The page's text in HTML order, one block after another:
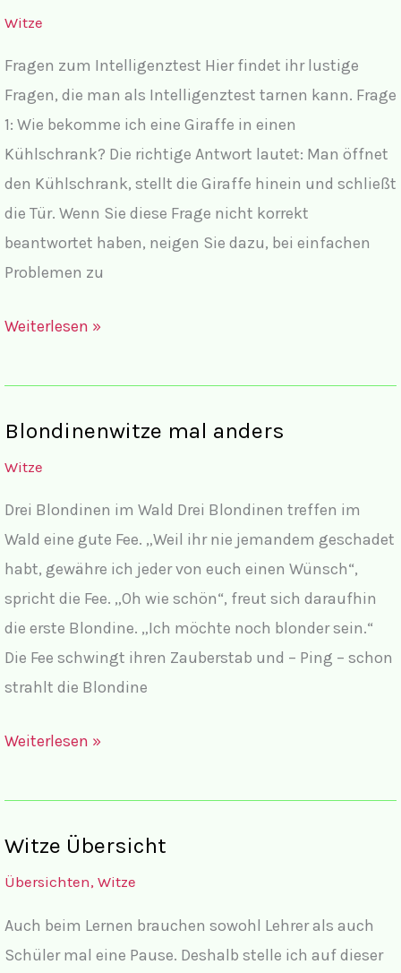
Witze
Fragen zum Intelligenztest Hier findet ihr lustige
Fragen, die man als Intelligenztest tarnen kann. Frage
1: Wie bekomme ich eine Giraffe in einen
Kühlschrank? Die richtige Antwort lautet: Man öffnet
den Kühlschrank, stellt die Giraffe hinein und schließt
die Tür. Wenn Sie diese Frage nicht korrekt
beantwortet haben, neigen Sie dazu, bei einfachen
Problemen zu
Witzige
Weiterlesen »
Blondinenwitze mal anders
Witze
Drei Blondinen im Wald Drei Blondinen treffen im
Wald eine gute Fee. „Weil ihr nie jemandem geschadet
habt, gewähre ich jeder von euch einen Wünsch“,
spricht die Fee. „Oh wie schön“, freut sich daraufhin
die erste Blondine. „Ich möchte noch blonder sein.“
Die Fee schwingt ihren Zauberstab und – Ping – schon
strahlt die Blondine
Blondinenwitze
anders
Weiterlesen »
Witze Übersicht
Übersichten, Witze
Auch beim Lernen brauchen sowohl Lehrer als auch
Schüler mal eine Pause. Deshalb stelle ich auf dieser